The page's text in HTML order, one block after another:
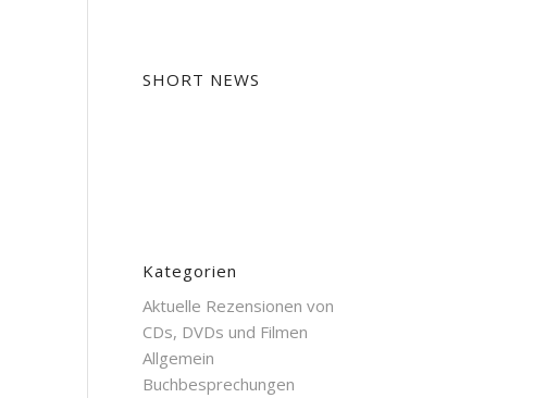
SHORT NEWS
Kategorien
Aktuelle Rezensionen von
CDs, DVDs und Filmen
Allgemein
Buchbesprechungen